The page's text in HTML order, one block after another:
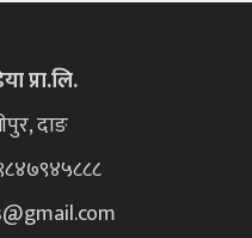
प्रा.लि.
दाङ